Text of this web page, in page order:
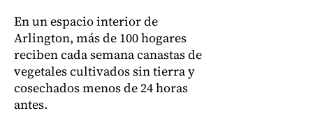
En un espacio interior de
Arlington, más de 100 hogares
reciben cada semana canastas de
vegetales cultivados sin tierra y
cosechados menos de 24 horas
antes.